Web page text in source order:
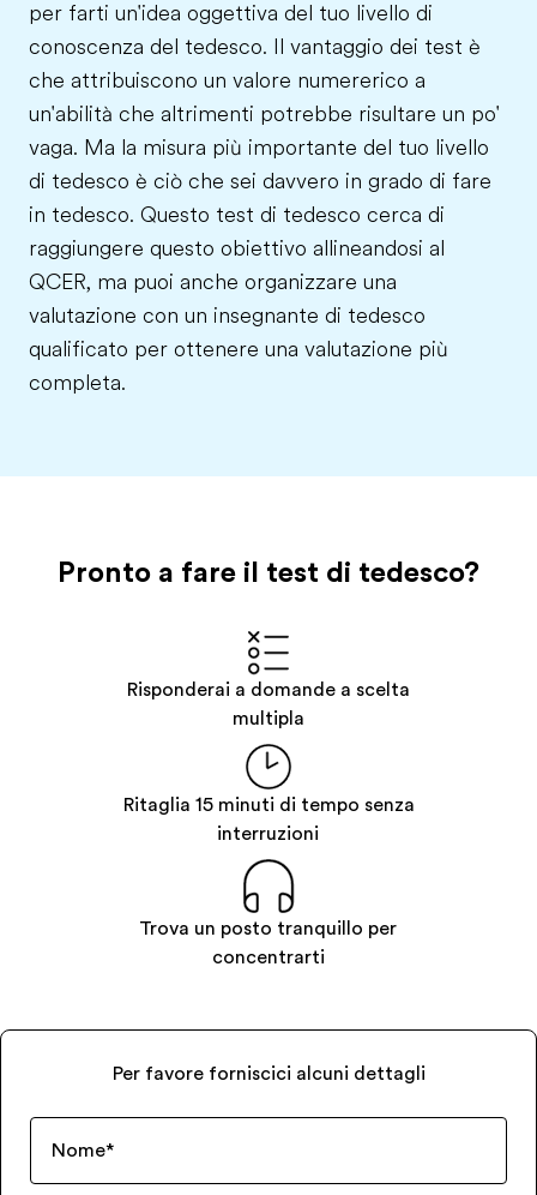
per farti un'idea oggettiva del tuo livello di
conoscenza del tedesco. Il vantaggio dei test è
che attribuiscono un valore numererico a
un'abilità che altrimenti potrebbe risultare un po'
vaga. Ma la misura più importante del tuo livello
di tedesco è ciò che sei davvero in grado di fare
in tedesco. Questo test di tedesco cerca di
raggiungere questo obiettivo allineandosi al
QCER, ma puoi anche organizzare una
valutazione con un insegnante di tedesco
qualificato per ottenere una valutazione più
completa.
Pronto a fare il test di tedesco?
Risponderai a domande a scelta
multipla
Ritaglia 15 minuti di tempo senza
interruzioni
Trova un posto tranquillo per
concentrarti
Per favore forniscici alcuni dettagli
Nome*